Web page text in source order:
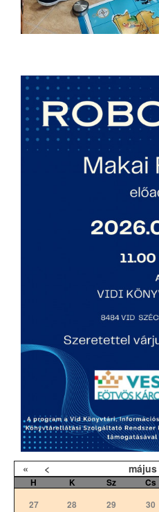
« < május
H K Sz Cs
27
28 29 30